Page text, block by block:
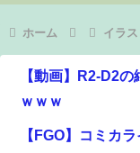
ホーム イラ
【動画】R2-D2
ｗｗｗ
【FGO】コミカ